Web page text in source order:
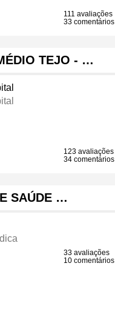
111 avaliações
33 comentários
TEJO - …
123 avaliações
34 comentários
SAÚDE …
33 avaliações
10 comentários